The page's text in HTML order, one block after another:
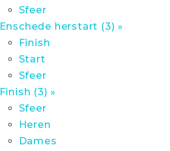
Sfeer
Enschede herstart (3) »
Finish
Start
Sfeer
Finish (3) »
Sfeer
Heren
Dames